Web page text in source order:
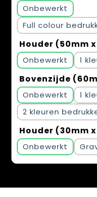
Onbewerkt
Full colour
Houder (50mm
Onbewerkt 1
Bovenzijde
Onbewerkt
1
2
Houder (30mm
Onbewerkt